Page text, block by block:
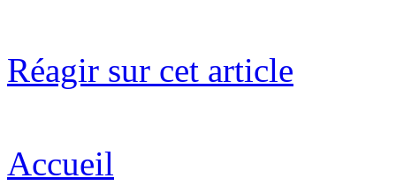
Réagir sur cet article
Accueil